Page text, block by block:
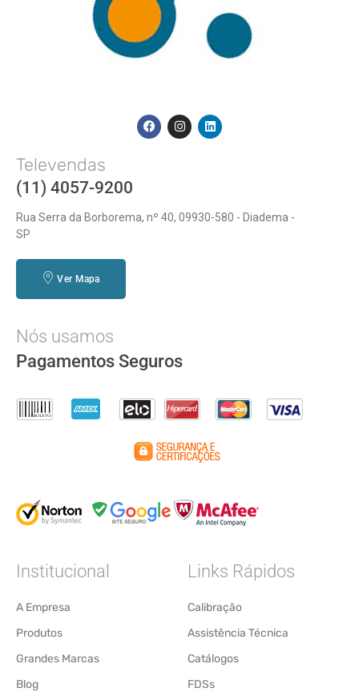
Televendas
(11) 4057-9200
Rua Serra da Borborema, nº 40, 09930-580 - Diadema -
SP
Ver Mapa
Nós usamos
Pagamentos Seguros
Institucional
A Empresa
Produtos
Grandes Marcas
Blog
Links Rápidos
Calibração
Assistência Técnica
Catálogos
FDSs